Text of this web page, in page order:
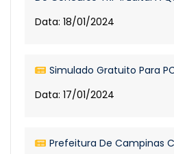
Data: 18/01/2024
Simulado Gratuito Para
Data: 17/01/2024
Prefeitura De Campinas